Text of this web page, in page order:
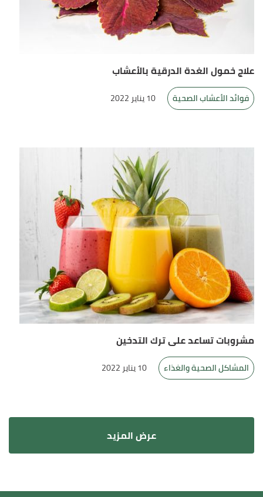
علاج خمول الغدة الدرقية بالأعشاب
فوائد الأعشاب الصحية 10 يناير 2022
مشروبات تساعد على ترك التدخين
المشاكل الصحية والغذاء 10 يناير 2022